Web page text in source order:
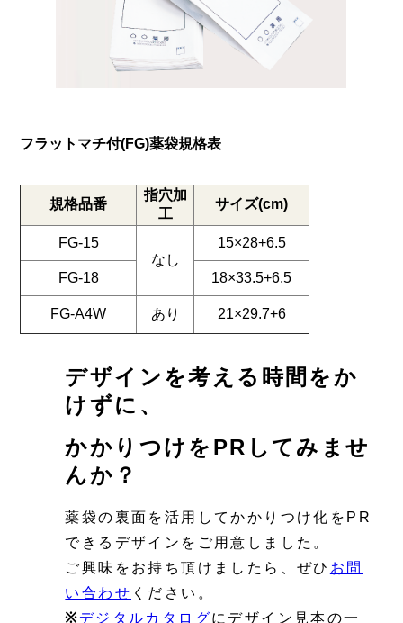
フラットマチ付(FG)薬袋規格表
規格品番
指穴加
工
サイズ(cm)
FG-15
なし
15×28+6.5
FG-18 18×33.5+6.5
FG-A4W あり 21×29.7+6
デザインを考える時間 をか
けずに、
かかりつけをPRしてみませ
んか？
薬袋の裏面を活用してかかりつけ化をPR
できるデザインをご用意しました。
ご興味をお持ち頂けましたら、ぜひ お問
い合わせ ください。
※デジタルカタログにデザイン見本の一